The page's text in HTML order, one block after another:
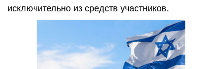
исключительно из средств участников.